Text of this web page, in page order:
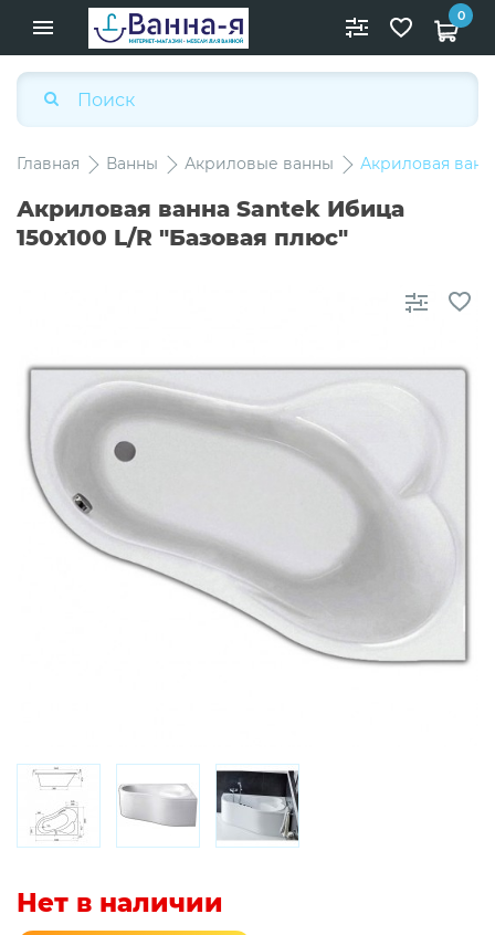
0
Главная Ванны Акриловые ванны Акриловая
Акриловая ванна Santek Ибица
150х100 L/R "Базовая плюс"
Нет в наличии